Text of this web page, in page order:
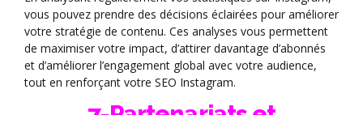
vous pouvez prendre des décisions éclairées pour améliorer
votre stratégie de contenu. Ces analyses vous permettent
de maximiser votre impact, d’attirer davantage d’abonnés
et d’améliorer l’engagement global avec votre audience,
tout en renforçant votre SEO Instagram.